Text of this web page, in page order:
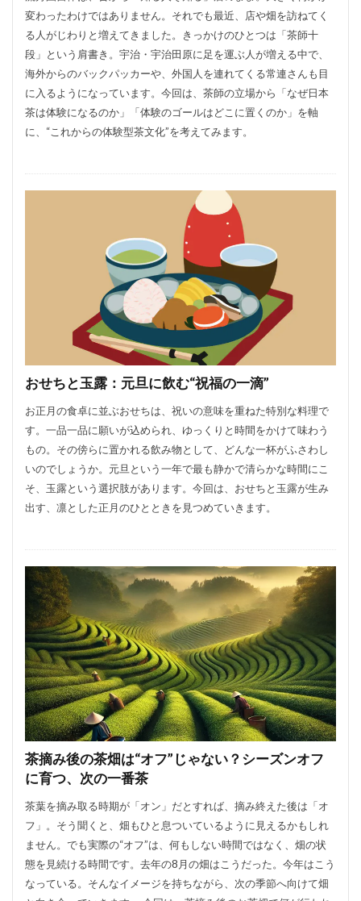
変わったわけではありません。それでも最近、店や畑を訪ねてく
る人がじわりと増えてきました。きっかけのひとつは「茶師十
段」という肩書き。宇治・宇治田原に足を運ぶ人が増える中で、
海外からのバックパッカーや、外国人を連れてくる常連さんも目
に入るようになっています。今回は、茶師の立場から「なぜ日本
茶は体験になるのか」「体験のゴールはどこに置くのか」を軸
に、“これからの体験型茶文化”を考えてみます。
おせちと玉露：元旦に飲む“祝福の一滴”
お正月の食卓に並ぶおせちは、祝いの意味を重ねた特別な料理で
す。一品一品に願いが込められ、ゆっくりと時間をかけて味わう
もの。その傍らに置かれる飲み物として、どんな一杯がふさわし
いのでしょうか。元旦という一年で最も静かで清らかな時間にこ
そ、玉露という選択肢があります。今回は、おせちと玉露が生み
出す、凛とした正月のひとときを見つめていきます。
茶摘み後の茶畑は“オフ”じゃない？シーズンオフ
に育つ、次の一番茶
茶葉を摘み取る時期が「オン」だとすれば、摘み終えた後は「オ
フ」。そう聞くと、畑もひと息ついているように見えるかもしれ
ません。でも実際の“オフ”は、何もしない時間ではなく、畑の状
態を見続ける時間です。去年の8月の畑はこうだった。今年はこう
なっている。そんなイメージを持ちながら、次の季節へ向けて畑